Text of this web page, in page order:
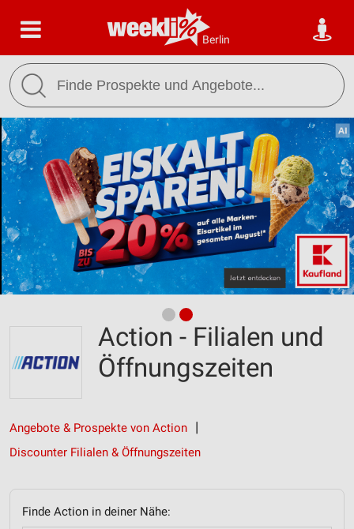
Berlin
Action - Filialen und
Öffnungszeiten
Angebote & Prospekte von Action
Discounter Filialen & Öffnungszeiten
Finde Action in deiner Nähe: